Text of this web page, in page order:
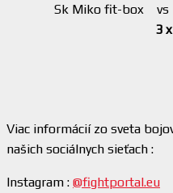
Sk Miko fit-box vs
3
Viac informácií zo sveta
našich sociálnych sieťach :
Instagram : @fightportal.eu